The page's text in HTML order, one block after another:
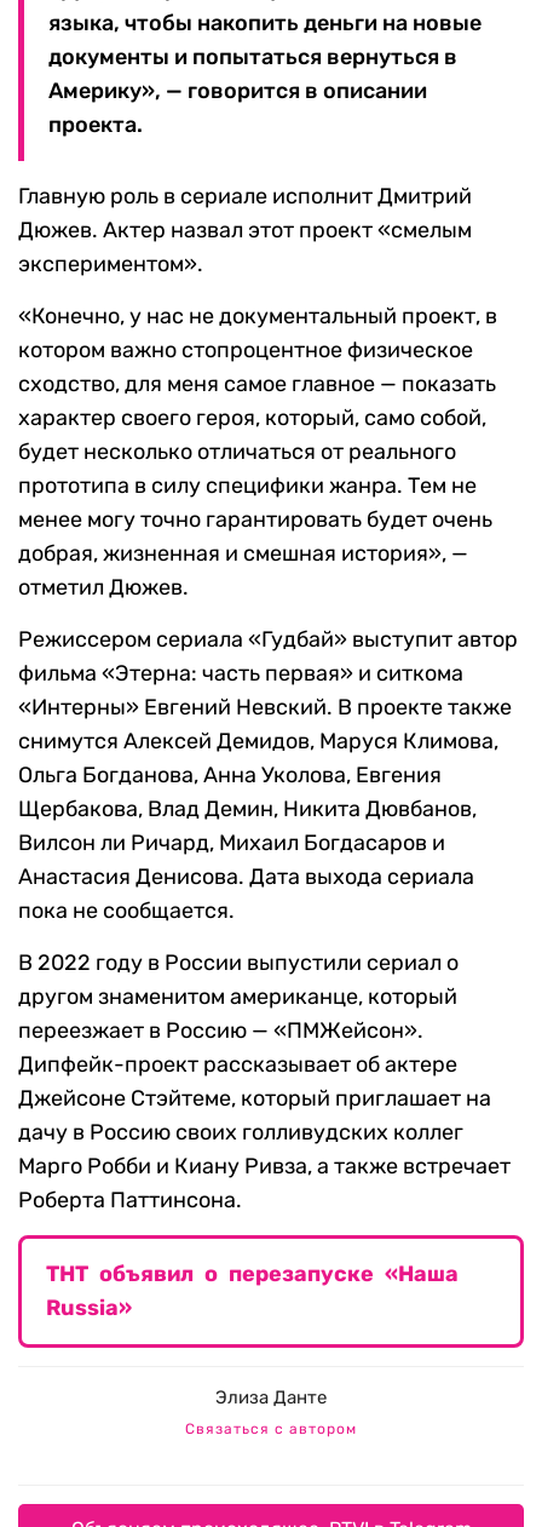
языка, чтобы накопить деньги на новые
документы и попытаться вернуться в
Америку», — говорится в описании
проекта.
Главную роль в сериале исполнит Дмитрий
Дюжев. Актер назвал этот проект «смелым
экспериментом».
«Конечно, у нас не документальный проект, в
котором важно стопроцентное физическое
сходство, для меня самое главное — показать
характер своего героя, который, само собой,
будет несколько отличаться от реального
прототипа в силу специфики жанра. Тем не
менее могу точно гарантировать будет очень
добрая, жизненная и смешная история», —
отметил Дюжев.
Режиссером сериала «Гудбай» выступит автор
фильма «Этерна: часть первая» и ситкома
«Интерны» Евгений Невский. В проекте также
снимутся Алексей Демидов, Маруся Климова,
Ольга Богданова, Анна Уколова, Евгения
Щербакова, Влад Демин, Никита Дювбанов,
Вилсон ли Ричард, Михаил Богдасаров и
Анастасия Денисова. Дата выхода сериала
пока не сообщается.
В 2022 году в России выпустили сериал о
другом знаменитом американце, который
переезжает в Россию — «ПМЖейсон».
Дипфейк-проект рассказывает об актере
Джейсоне Стэйтеме, который приглашает на
дачу в Россию своих голливудских коллег
Марго Робби и Киану Ривза, а также встречает
Роберта Паттинсона.
ТНТ объявил о перезапуске «Наша
Russia»
Элиза Данте
Связаться с автором